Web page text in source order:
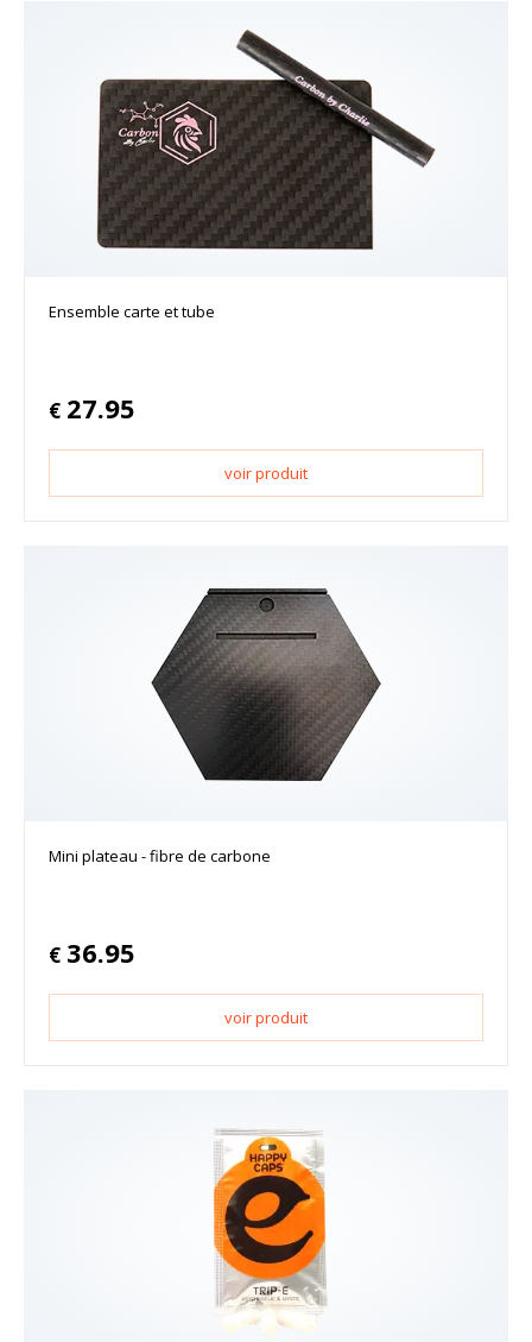
Ensemble carte et tube
€ 27.95
voir produit
Mini plateau - fibre de carbone
€ 36.95
voir produit